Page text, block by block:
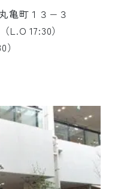
亀町１３−３
L.O 17:30）